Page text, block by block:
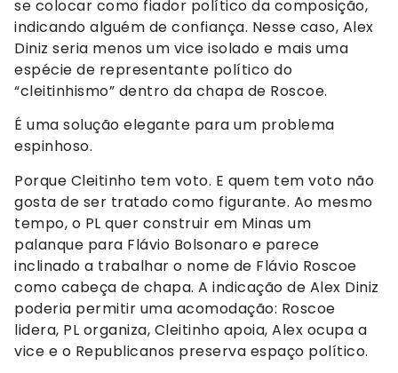
se colocar como fiador político da composição,
indicando alguém de confiança. Nesse caso, Alex
Diniz seria menos um vice isolado e mais uma
espécie de representante político do
“cleitinhismo” dentro da chapa de Roscoe.
É uma solução elegante para um problema
espinhoso.
Porque Cleitinho tem voto. E quem tem voto não
gosta de ser tratado como figurante. Ao mesmo
tempo, o PL quer construir em Minas um
palanque para Flávio Bolsonaro e parece
inclinado a trabalhar o nome de Flávio Roscoe
como cabeça de chapa. A indicação de Alex Diniz
poderia permitir uma acomodação: Roscoe
lidera, PL organiza, Cleitinho apoia, Alex ocupa a
vice e o Republicanos preserva espaço político.